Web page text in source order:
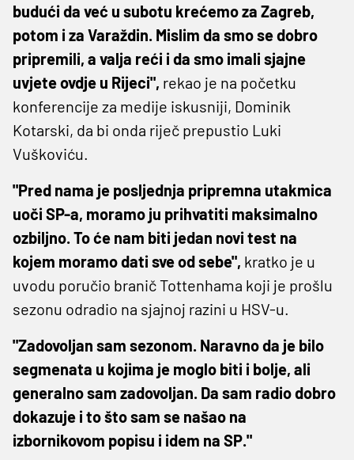
budući da već u subotu krećemo za Zagreb,
potom i za Varaždin. Mislim da smo se dobro
pripremili, a valja reći i da smo imali sjajne
uvjete ovdje u Rijeci", rekao je na početku
konferencije za medije iskusniji, Dominik
Kotarski, da bi onda riječ prepustio Luki
Vuškoviću.
"Pred nama je posljednja pripremna utakmica
uoči SP-a, moramo ju prihvatiti maksimalno
ozbiljno. To će nam biti jedan novi test na
kojem moramo dati sve od sebe", kratko je u
uvodu poručio branič Tottenhama koji je prošlu
sezonu odradio na sjajnoj razini u HSV-u.
"Zadovoljan sam sezonom. Naravno da je bilo
segmenata u kojima je moglo biti i bolje, ali
generalno sam zadovoljan. Da sam radio dobro
dokazuje i to što sam se našao na
izbornikovom popisu i idem na SP."